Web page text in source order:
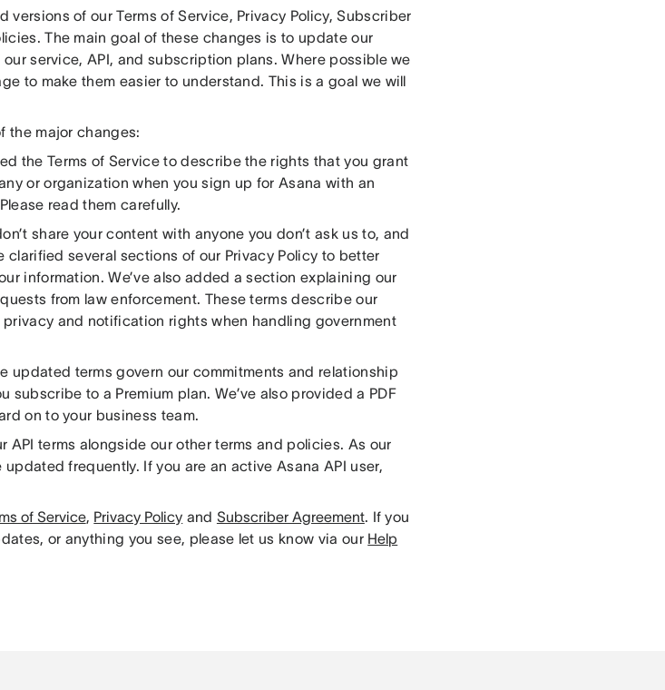
versions of our Terms of Service, Privacy Policy, Subscriber
The main goal of these changes is to update our
service, API, and subscription plans. Where possible we
to make them easier to understand. This is a goal we will
the major changes:
the Terms of Service to describe the rights that you grant
or organization when you sign up for Asana with an
read them carefully.
share your content with anyone you don’t ask us to, and
clarified several sections of our Privacy Policy to better
information. We’ve also added a section explaining our
from law enforcement. These terms describe our
and notification rights when handling government
updated terms govern our commitments and relationship
subscribe to a Premium plan. We’ve also provided a PDF
on to your business team.
API terms alongside our other terms and policies. As our
updated frequently. If you are an active Asana API user,
of Service, Privacy Policy and Subscriber Agreement. If you
or anything you see, please let us know via our Help